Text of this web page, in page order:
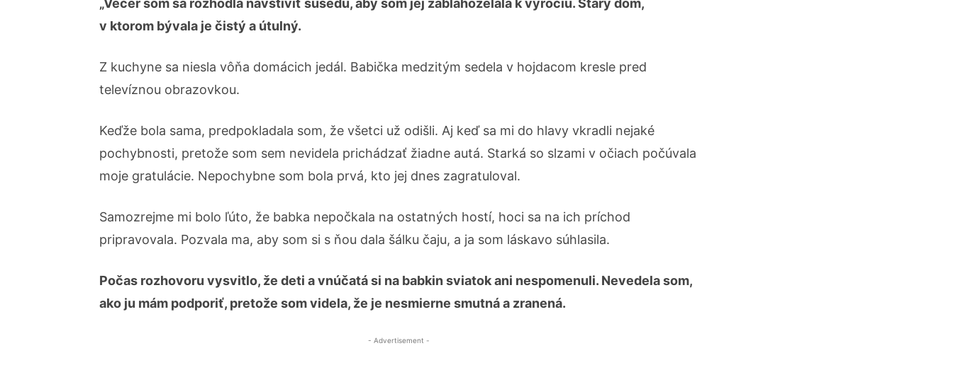
„Večer som sa rozhodla navštíviť susedu, aby som jej zablahoželala k výročiu. Starý dom,
v ktorom bývala je čistý a útulný.
Z kuchyne sa niesla vôňa domácich jedál. Babička medzitým sedela v hojdacom kresle pred
televíznou obrazovkou.
Keďže bola sama, predpokladala som, že všetci už odišli. Aj keď sa mi do hlavy vkradli nejaké
pochybnosti, pretože som sem nevidela prichádzať žiadne autá. Starká so slzami v očiach počúvala
moje gratulácie. Nepochybne som bola prvá, kto jej dnes zagratuloval.
Samozrejme mi bolo ľúto, že babka nepočkala na ostatných hostí, hoci sa na ich príchod
pripravovala. Pozvala ma, aby som si s ňou dala šálku čaju, a ja som láskavo súhlasila.
Počas rozhovoru vysvitlo, že deti a vnúčatá si na babkin sviatok ani nespomenuli. Nevedela som,
ako ju mám podporiť, pretože som videla, že je nesmierne smutná a zranená.
- Advertisement -